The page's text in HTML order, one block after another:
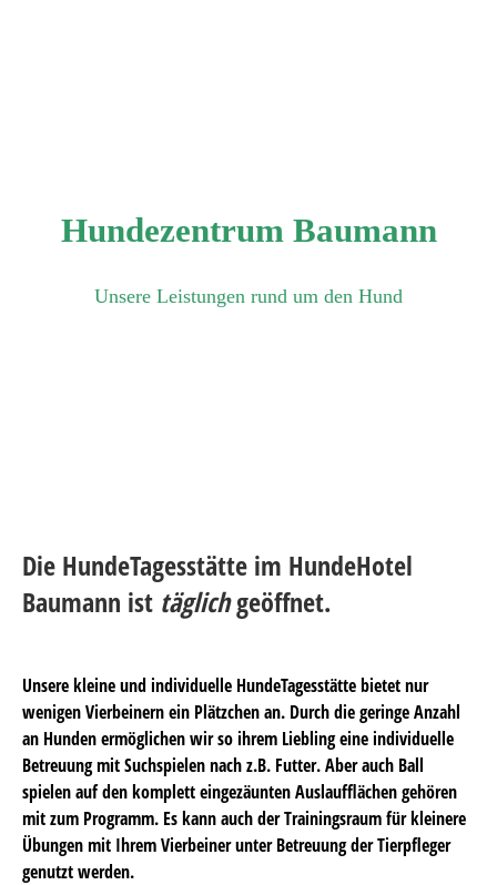
Hundezentrum Baumann
Unsere Leistungen rund um den Hund
Die HundeTagesstätte im HundeHotel
Baumann ist täglichgeöffnet.
Unsere kleine und individuelle HundeTagesstätte bietet nur
wenigen Vierbeinern ein Plätzchen an. Durch die geringe Anzahl
an Hunden ermöglichen wir so ihrem Liebling eine individuelle
Betreuung mit Suchspielen nach z.B. Futter. Aber auch Ball
spielen auf den komplett eingezäunten Auslaufflächen gehören
mit zum Programm. Es kann auch der Trainingsraum für kleinere
Übungen mit Ihrem Vierbeiner unter Betreuung der Tierpfleger
genutzt werden.